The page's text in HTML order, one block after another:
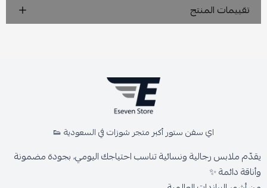
تقييمات المنتج
اي سفن ستور أكبر متجر شوزات في السعودية 👟
يقدّم ملابس رجالية ونسائية تناسب احتياجك اليومي، بجودة مضمونة
وأناقة دائمة ✨